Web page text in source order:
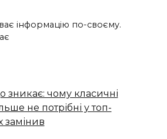
інформацію по-своєму.